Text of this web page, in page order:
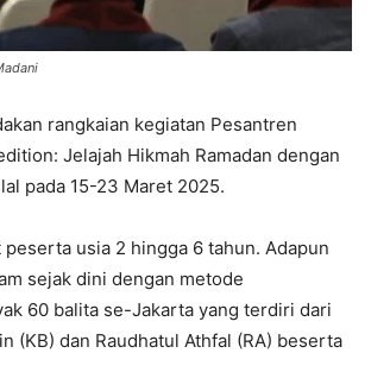
rangkaian kegiatan Pesantren
Jelajah Hikmah Ramadan dengan
pada 15-23 Maret 2025.
usia 2 hingga 6 tahun. Adapun
sejak dini dengan metode
60 balita se-Jakarta yang terdiri dari
(KB) dan Raudhatul Athfal (RA) beserta